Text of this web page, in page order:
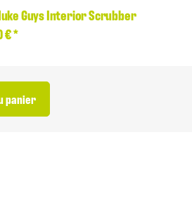
Guys Interior Scrubber
€*
panier